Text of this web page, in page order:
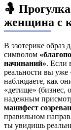
🤱
женщина с
В эзотерике образ
символом
начинаний». Если
реальности вы уже
наблюдаете, как
«детище» (бизнес,
надежным
манифест
правильном
ты увидишь